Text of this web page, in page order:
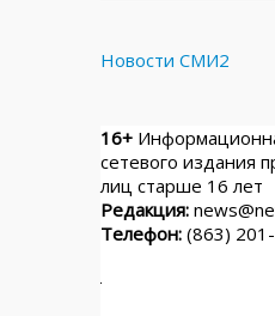
Новости СМИ2
16+
сетевого издания
лиц старше 16 лет
Редакция:
Телефон: (863)